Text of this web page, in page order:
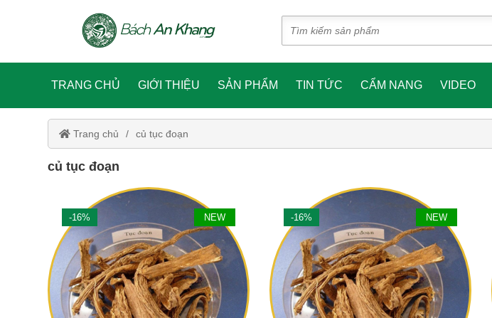
TRANG CHỦ GIỚI THIỆU SẢN PHẨM TIN TỨC CẨM NANG VIDEO
Trang chủ củ tục đoạn
củ tục đoạn
-16% NEW -16% NEW